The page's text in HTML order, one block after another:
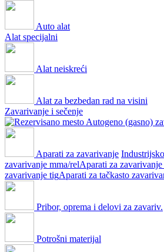
Auto alat
Alat specijalni
Alat neiskreći
Alat za bezbedan rad na visini
Zavarivanje i sečenje
Autogeno (gasno)
Aparati za zavarivanje
zavarivanje mma/relAparati za
zavarivanje tigAparati za tačkasto
Pribor, oprema i delovi za zavariv.
Potrošni materijal